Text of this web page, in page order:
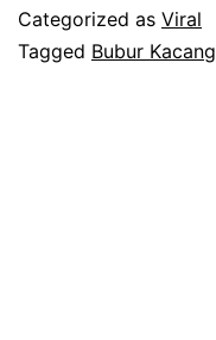
Categorized as Viral
Tagged Bubur Kacang